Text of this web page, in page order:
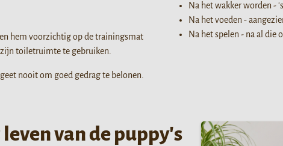
hem voorzichtig op de trainingsmat
toiletruimte te gebruiken.
nooit om goed gedrag te belonen.
Na het wakker worden -
Na het voeden -
Na het
van de puppy's